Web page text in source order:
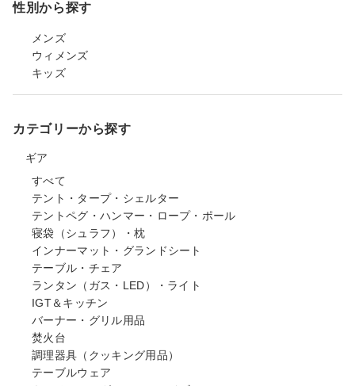
性別から探す
メンズ
ウィメンズ
キッズ
カテゴリーから探す
ギア
すべて
テント・タープ・シェルター
テントペグ・ハンマー・ロープ・ポール
寝袋（シュラフ）・枕
インナーマット・グランドシート
テーブル・チェア
ランタン（ガス・LED）・ライト
IGT＆キッチン
バーナー・グリル用品
焚火台
調理器具（クッキング用品）
テーブルウェア